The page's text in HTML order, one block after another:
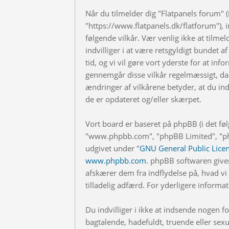
Når du tilmelder dig "Flatpanels forum"
"https://www.flatpanels.dk/flatforum"),
følgende vilkår. Vær venlig ikke at
indvilliger i at være retsgyldigt bundet
tid, og vi vil gøre vort yderste for at
gennemgår disse vilkår regelmæssigt,
ændringer af vilkårene betyder, at du
de er opdateret og/eller skærpet.
Vort board er baseret på phpBB (i det
"www.phpbb.com", "phpBB Limited",
udgivet under "GNU General Public
www.phpbb.com. phpBB softwaren
afskærer dem fra indflydelse på, hvad
tilladelig adfærd. For yderligere
Du indvilliger i ikke at indsende
bagtalende, hadefuldt, truende eller